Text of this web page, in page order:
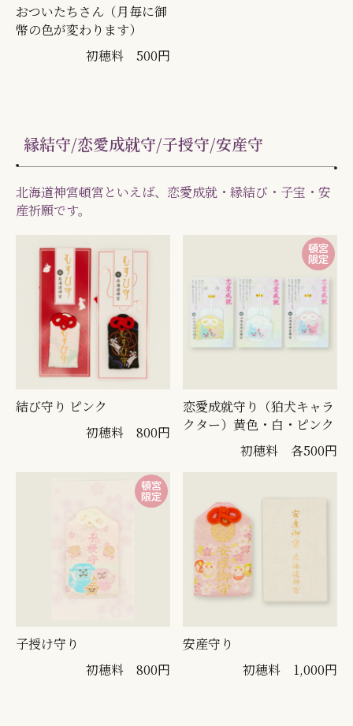
おついたちさん（月毎に御
幣の色が変わります）
初穂料 500円
縁結守/恋愛成就守/子授守/安産守
北海道神宮頓宮といえば、恋愛成就・縁結び・子宝・安
産祈願です。
結び守り ピンク
初穂料 800円
恋愛成就守り（狛犬キャラ
クター）黄色・白・ピンク
初穂料 各500円
子授け守り
初穂料 800円
安産守り
初穂料 1,000円